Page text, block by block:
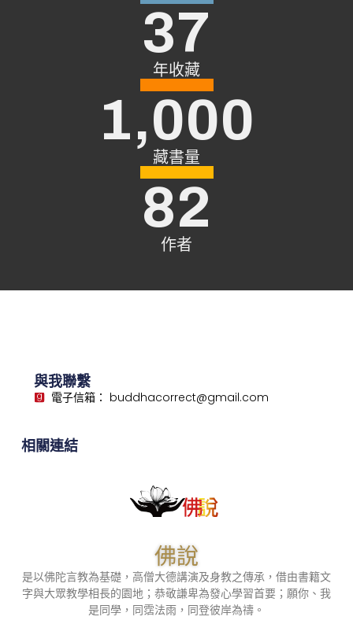
年收藏
37
藏書量
1,000
作者
82
佛說
是以佛陀言教為基礎，高僧大德講演及身教之傳承，借由書籍文
字與大眾教學相長的園地；恭敬謙卑為發心學習首要；願你、我
是同學，同霑法雨，同登彼岸為禱。
與我聯繫
電子信箱： buddhacorrect@gmail.com
相關連結